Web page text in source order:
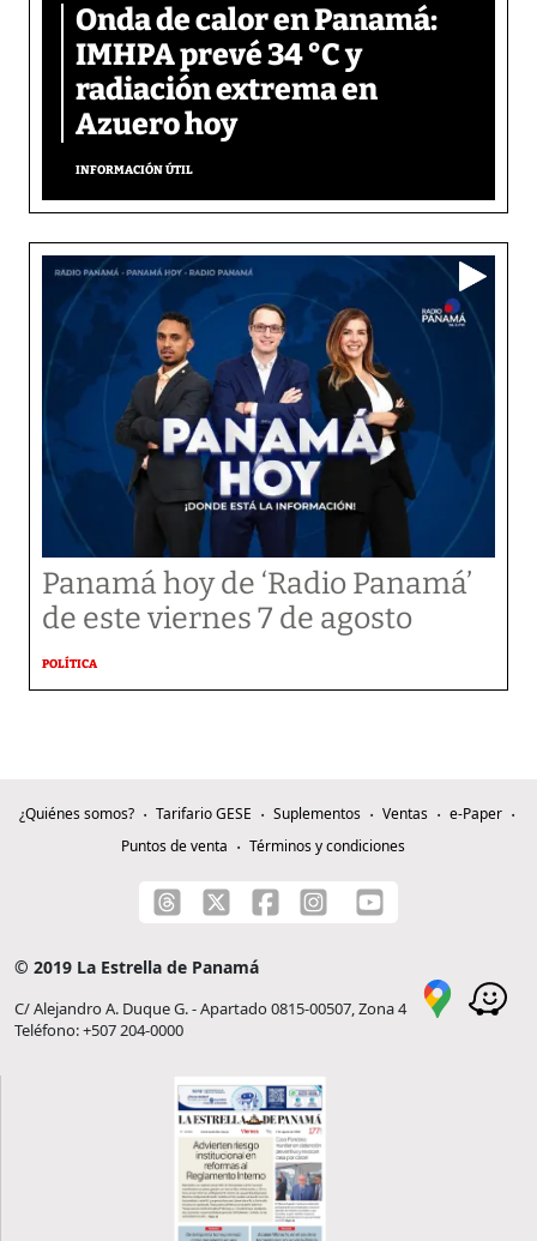
Onda de calor en Panamá:
IMHPA prevé 34 °C y
radiación extrema en
Azuero hoy
INFORMACIÓN ÚTIL
Panamá hoy de ‘Radio Panamá’
de este viernes 7 de agosto
POLÍTICA
¿Quiénes somos? Tarifario GESE Suplementos Ventas
e-Paper
Puntos de venta
Términos y condiciones
© 2019 La Estrella de Panamá
C/ Alejandro A. Duque G. - Apartado 0815-00507, Zona 4
Teléfono: +507 204-0000